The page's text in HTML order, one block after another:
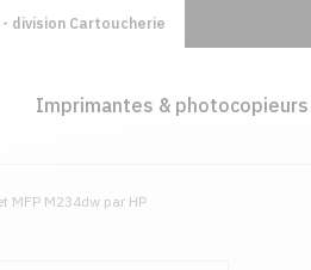
- division Cartoucherie
Imprimantes & photocopieurs
MFP M234dw par HP